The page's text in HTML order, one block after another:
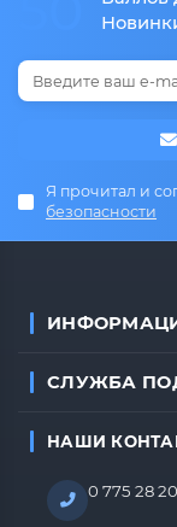
Я прочитал и
безопасности
СЛУЖБА
НАШИ
0 775 28